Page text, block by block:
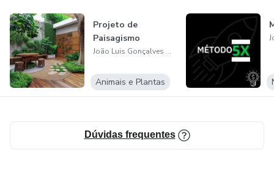
Projeto de
Paisagismo
João Luis Gonçalves Da Cruz Cardoso
Animais e Plantas
Dúvidas frequentes